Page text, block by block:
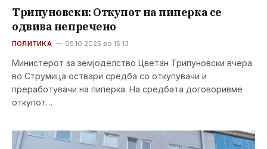
Трипуновски: Откупот на пиперка се
одвива непречено
ПОЛИТИКА 05.10.2025 во 15:13
Министерот за земјоделство Цветан Трипуновски вчера
во Струмица оствари средба со откупувачи и
преработувачи на пиперка. На средбата договоривме
откупот…